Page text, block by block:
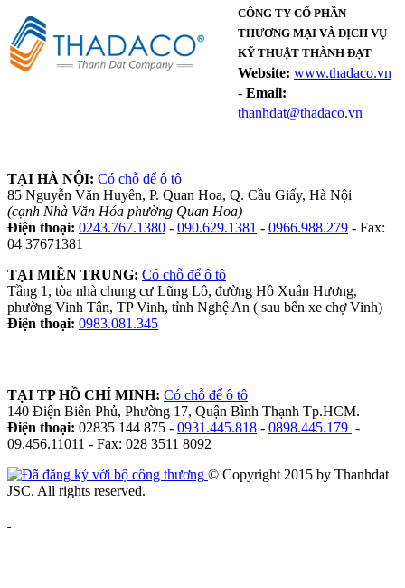
CÔNG TY CỔ PHẦN
THƯƠNG MẠI VÀ DỊCH VỤ
KỸ THUẬT THÀNH ĐẠT
Website: www.thadaco.vn
- Email:
thanhdat@thadaco.vn
TẠI HÀ NỘI: Có chỗ để ô tô
85 Nguyễn Văn Huyên, P. Quan Hoa, Q. Cầu Giấy, Hà Nội
(cạnh Nhà Văn Hóa phường Quan Hoa)
Điện thoại: 0243.767.1380 - 090.629.1381 - 0966.988.279 - Fax:
04 37671381
TẠI MIỀN TRUNG: Có chỗ để ô tô
Tầng 1, tòa nhà chung cư Lũng Lô, đường Hồ Xuân Hương,
phường Vinh Tân, TP Vinh, tỉnh Nghệ An ( sau bến xe chợ Vinh)
Điện thoại: 0983.081.345
TẠI TP HỒ CHÍ MINH: Có chỗ để ô tô
140 Điện Biên Phủ, Phường 17, Quận Bình Thạnh Tp.HCM.
Điện thoại: 02835 144 875 - 0931.445.818 - 0898.445.179 -
09.456.11011 - Fax: 028 3511 8092
© Copyright 2015 by Thanhdat
JSC. All rights reserved.